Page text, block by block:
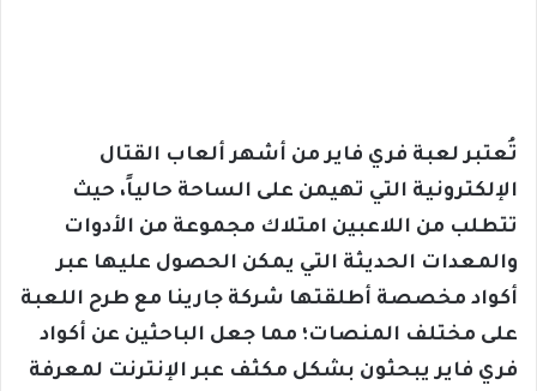
تُعتبر لعبة فري فاير من أشهر ألعاب القتال
الإلكترونية التي تهيمن على الساحة حالياً، حيث
تتطلب من اللاعبين امتلاك مجموعة من الأدوات
والمعدات الحديثة التي يمكن الحصول عليها عبر
أكواد مخصصة أطلقتها شركة جارينا مع طرح اللعبة
على مختلف المنصات؛ مما جعل الباحثين عن أكواد
فري فاير يبحثون بشكل مكثف عبر الإنترنت لمعرفة